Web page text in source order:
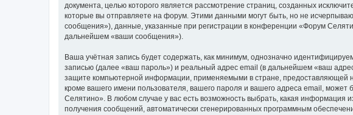
документа, целью которого является рассмотрение страниц, созданных
которые вы отправляете на форум. Этими данными могут быть, но не
сообщения»), данные, указанные при регистрации в конференции «Форум
дальнейшем «ваши сообщения»).
Ваша учётная запись будет содержать, как минимум, однозначно
записью (далее «ваш пароль») и реальный адрес email (в дальнейшем «ваш
защите компьютерной информации, применяемыми в стране, предоставляющей
кроме вашего имени пользователя, вашего пароля и вашего адреса email,
Селятино». В любом случае у вас есть возможность выбрать, какая информация
получения сообщений, автоматически сгенерированных программным